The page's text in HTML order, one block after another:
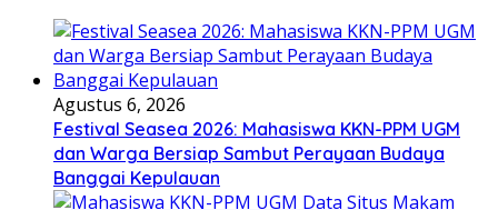
Agustus 6, 2026
Festival Seasea 2026: Mahasiswa KKN-PPM UGM
dan Warga Bersiap Sambut Perayaan Budaya
Banggai Kepulauan